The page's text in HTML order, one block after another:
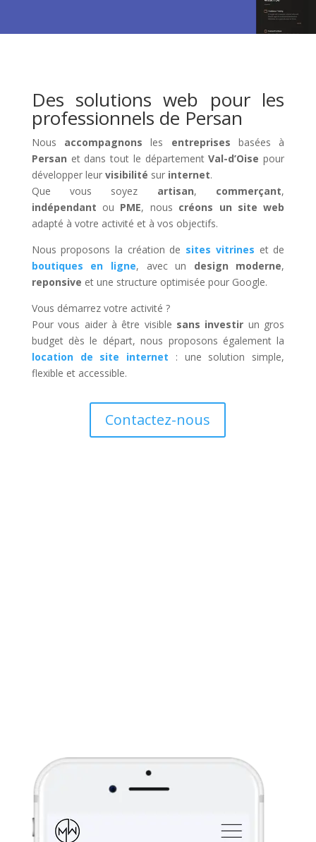
Des solutions web pour les
professionnels de Persan
Nous accompagnons les entreprises basées à
Persan et dans tout le départementVal-d’Oise pour
développer leur visibilité sur internet.
Que vous soyez artisan, commerçant,
indépendant ou PME, nous créons un site web
adapté à votre activité et à vos objectifs.
Nous proposons la création de sites vitrines et de
boutiques en ligne, avec un design moderne,
reponsive et une structure optimisée pour Google.
Vous démarrez votre activité ?
Pour vous aider à être visible sans investir un gros
budget dès le départ, nous proposons également la
location de site internet : une solution simple,
flexible et accessible.
Contactez-nous